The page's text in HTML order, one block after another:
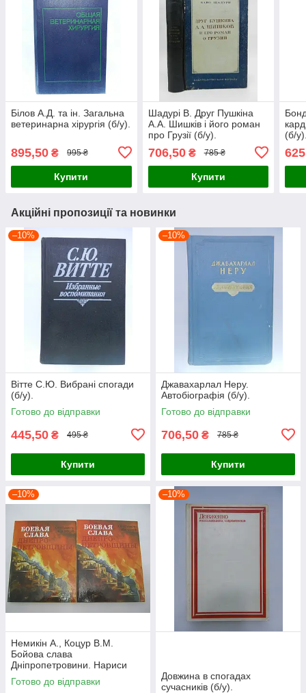
Білов А.Д. та ін. Загальна
ветеринарна хірургія (б/у).
895,50 ₴ 995 ₴
Купити
Шадурі В. Друг Пушкіна
А.А. Шишків і його роман
про Грузії (б/у).
706,50₴ 785 ₴
Купити
(б/
Акційні пропозиції та новинки
–10%
Вітте С.Ю. Вибрані спогади
(б/у).
Готово до відправки
445,50 ₴ 495 ₴
Купити
–10%
Джавахарлал Неру.
Автобіографія (б/у).
Готово до відправки
706,50 ₴ 785 ₴
Купити
–10%
Немикін А., Коцур В.М.
Бойова слава
Дніпропетровини. Нариси
про Героях Радянського
Союзу (б/у).
Готово до відправки
–10%
Довжина в спогадах
сучасників (б/у).